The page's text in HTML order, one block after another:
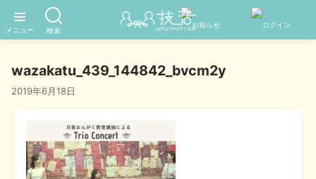
wazakatu_439_144842_bvcm2y
2019年6月18日